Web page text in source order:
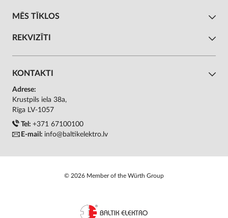
MĒS TĪKLOS
REKVIZĪTI
KONTAKTI
Adrese:
Krustpils iela 38a,
Rīga LV-1057
Tel: +371 67100100
E-mail: info@baltikelektro.lv
© 2026 Member of the Würth Group